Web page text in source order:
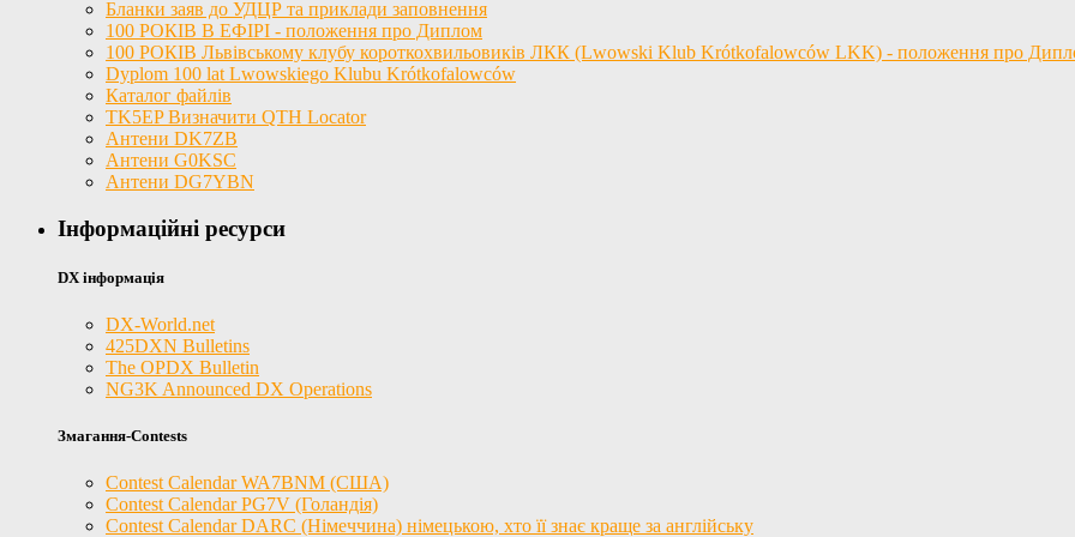
Бланки заяв до УДЦР та приклади заповнення
100 РОКІВ В ЕФІРІ - положення про Диплом
100 РОКІВ Львівському клубу короткохвильовиків ЛКК (Lwowski Klub Krótkofalowców LKK) - положення про
Dyplom 100 lat Lwowskiego Klubu Krótkofalowców
Каталог файлів
TK5EP Визначити QTH Locator
Антени DK7ZB
Антени G0KSC
Антени DG7YBN
Інформаційні ресурси
DX інформація
DX-World.net
425DXN Bulletins
The OPDX Bulletin
NG3K Announced DX Operations
Змагання-Contests
Contest Calendar WA7BNM (США)
Contest Calendar PG7V (Голандія)
Contest Calendar DARC (Німеччина) німецькою, хто її знає краще за англійську